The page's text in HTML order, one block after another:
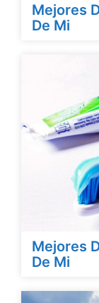
Mejores
De Mi
Mejores
De Mi